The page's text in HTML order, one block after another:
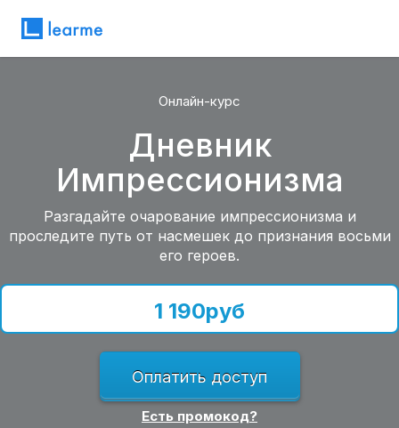
Онлайн-курс
Дневник
Импрессионизма
Разгадайте очарование импрессионизма и
проследите путь от насмешек до признания восьми
его героев.
1 190руб
Оплатить доступ
Есть промокод?